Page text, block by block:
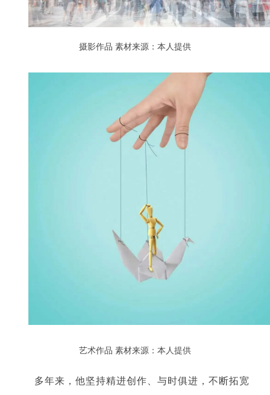
摄影作品 素材来源：本人提供
艺术作品 素材来源：本人提供
多年来，他坚持精进创作、与时俱进，不断拓宽